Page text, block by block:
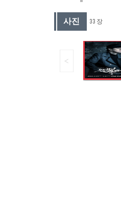
사진 33 장